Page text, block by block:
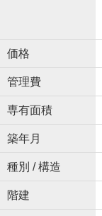
価格
管理費
専有面積
築年月
種別 / 構造
階建